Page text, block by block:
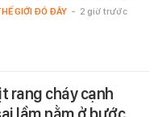
GIỚI ĐÓ ĐÂY - 2 giờ trước
rang cháy cạnh